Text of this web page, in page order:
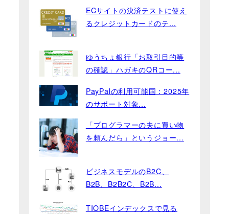
ECサイトの決済テストに使え
るクレジットカードのテ...
ゆうちょ銀行「お取引目的等
の確認」ハガキのQRコー...
PayPalの利用可能国：2025年
のサポート対象...
「プログラマーの夫に買い物
を頼んだら」というジョー...
ビジネスモデルのB2C、
B2B、B2B2C、B2B...
TIOBEインデックスで見る